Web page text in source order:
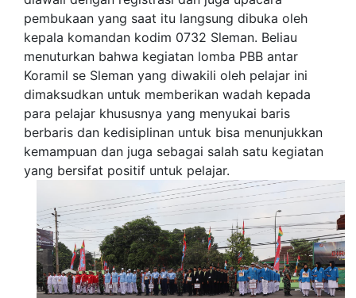
pembukaan yang saat itu langsung dibuka oleh
kepala komandan kodim 0732 Sleman. Beliau
menuturkan bahwa kegiatan lomba PBB antar
Koramil se Sleman yang diwakili oleh pelajar ini
dimaksudkan untuk memberikan wadah kepada
para pelajar khususnya yang menyukai baris
berbaris dan kedisiplinan untuk bisa menunjukkan
kemampuan dan juga sebagai salah satu kegiatan
yang bersifat positif untuk pelajar.